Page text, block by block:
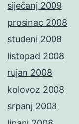
siječanj 2009
prosinac 2008
studeni 2008
listopad 2008
rujan 2008
kolovoz 2008
srpanj 2008